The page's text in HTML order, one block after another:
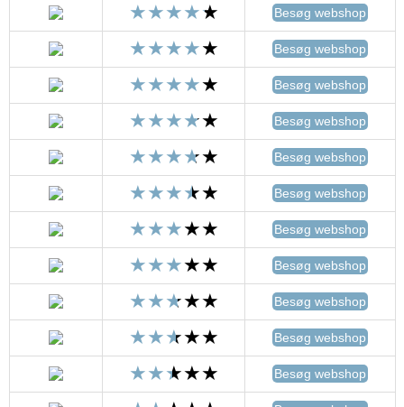
Besøg webshop
Besøg webshop
Besøg webshop
Besøg webshop
Besøg webshop
Besøg webshop
Besøg webshop
Besøg webshop
Besøg webshop
Besøg webshop
Besøg webshop